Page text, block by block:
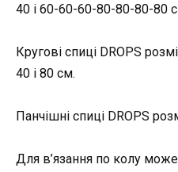
40 і 60-60-60-80-80-80-80
Кругові спиці DROPS
40 і 80 см.
Панчішні спиці DROPS
Для в’язання по колу